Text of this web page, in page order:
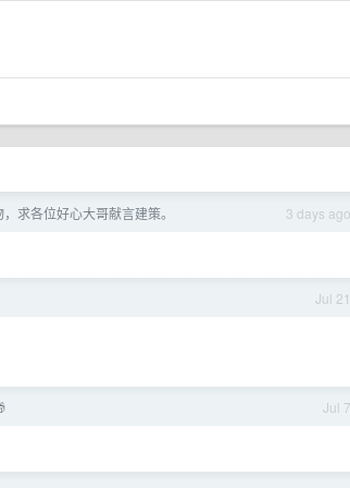
3 days ago
求各位好心大哥献言建策。
Jul 21
Jul 7